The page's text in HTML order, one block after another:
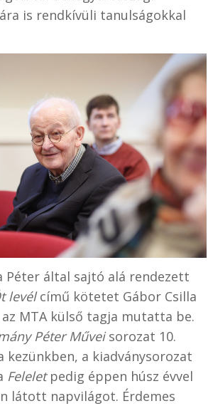
is rendkívüli tanulságokkal
Péter által sajtó alá rendezett
levélcímű kötetet Gábor Csilla
MTA külső tagja mutatta be.
Péter Műveisorozat 10.
a kiadványsorozat
Feleletpedig éppen húsz évvel
látott napvilágot. Érdemes